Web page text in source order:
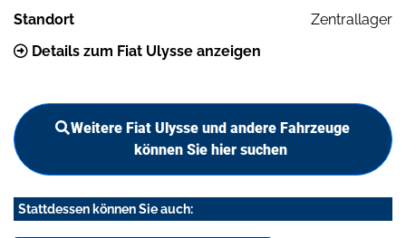
Standort
Zentrallager
Details zum Fiat Ulysse anzeigen
Weitere Fiat Ulysse und andere Fahrzeuge
können Sie hier suchen
Stattdessen können Sie auch: